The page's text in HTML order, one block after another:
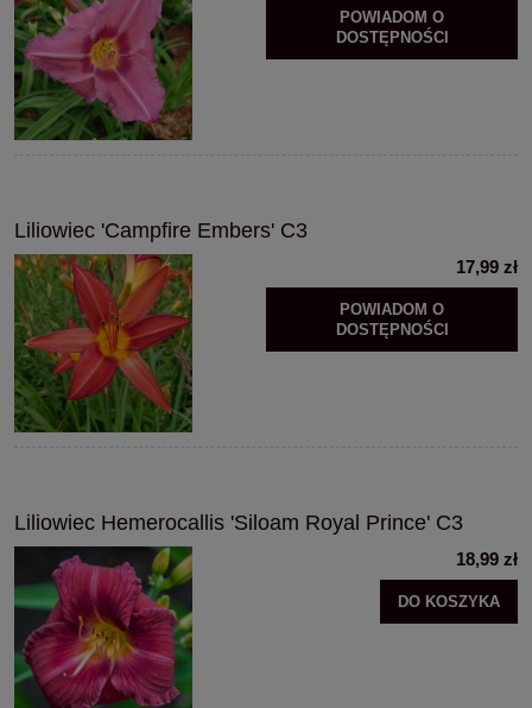
POWIADOM O
DOSTĘPNOŚCI
Liliowiec 'Campfire Embers' C3
17,99 zł
POWIADOM O
DOSTĘPNOŚCI
Liliowiec Hemerocallis 'Siloam Royal Prince' C3
18,99 zł
DO KOSZYKA